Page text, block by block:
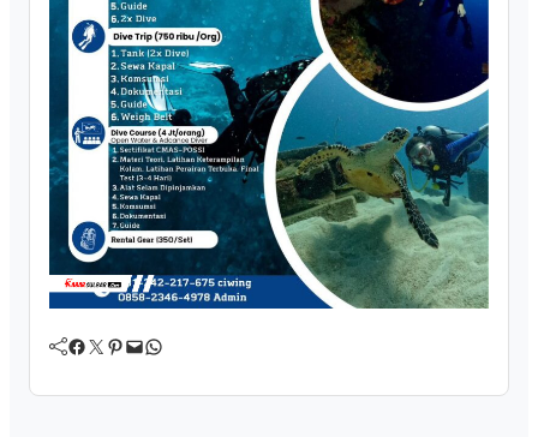
Facebook Twitter Pinterest Mail WhatsApp